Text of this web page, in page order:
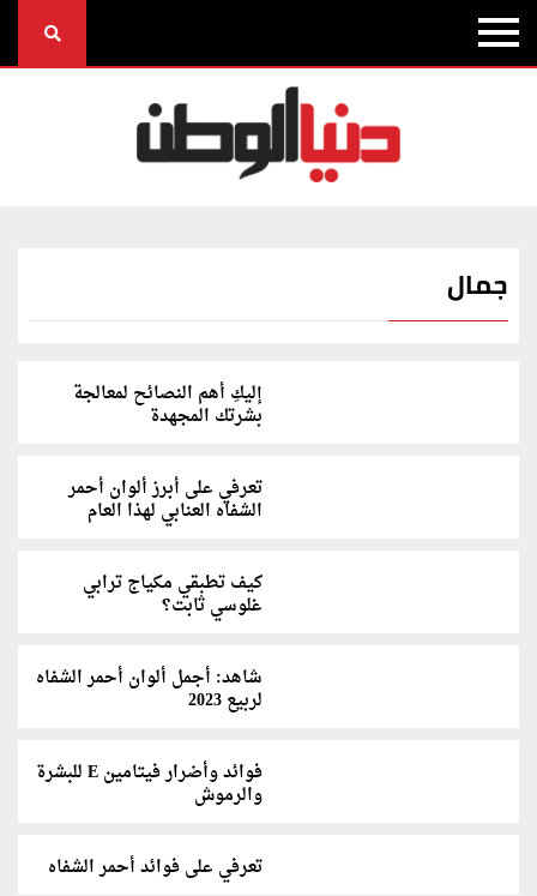
جمال
إليكِ أهم النصائح لمعالجة
بشرتك المجهدة
تعرفي على أبرز ألوان أحمر
الشفاه العنابي لهذا العام
كيف تطبقي مكياج ترابي
غلوسي ثابت؟
شاهد: أجمل ألوان أحمر الشفاه
لربيع 2023
فوائد وأضرار فيتامين E للبشرة
والرموش
تعرفي على فوائد أحمر الشفاه